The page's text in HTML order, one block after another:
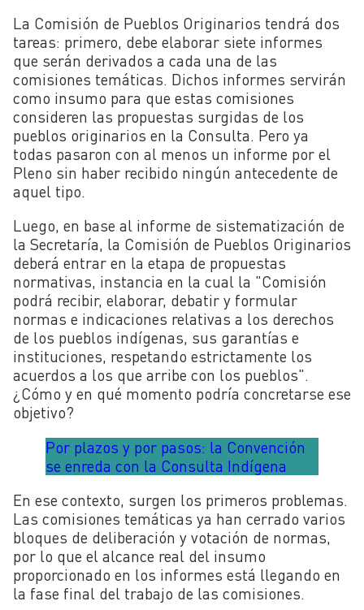
La Comisión de Pueblos Originarios tendrá dos
tareas: primero, debe elaborar siete informes
que serán derivados a cada una de las
comisiones temáticas. Dichos informes servirán
como insumo para que estas comisiones
consideren las propuestas surgidas de los
pueblos originarios en la Consulta. Pero ya
todas pasaron con al menos un informe por el
Pleno sin haber recibido ningún antecedente de
aquel tipo.
Luego, en base al informe de sistematización de
la Secretaría, la Comisión de Pueblos Originarios
deberá entrar en la etapa de propuestas
normativas, instancia en la cual la "Comisión
podrá recibir, elaborar, debatir y formular
normas e indicaciones relativas a los derechos
de los pueblos indígenas, sus garantías e
instituciones, respetando estrictamente los
acuerdos a los que arribe con los pueblos".
¿Cómo y en qué momento podría concretarse ese
objetivo?
Por plazos y por pasos: la Convención
se enreda con la Consulta Indígena
En ese contexto, surgen los primeros problemas.
Las comisiones temáticas ya han cerrado varios
bloques de deliberación y votación de normas,
por lo que el alcance real del insumo
proporcionado en los informes está llegando en
la fase final del trabajo de las comisiones.